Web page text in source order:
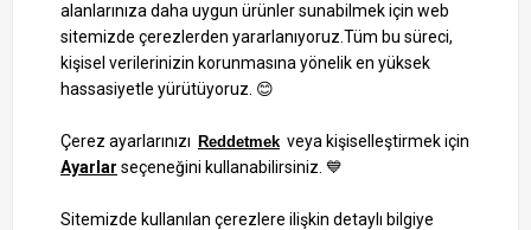
1000 TL ve Üzeri Alışverişlerinizde Kargo Bedava!
Bilgi Toplum Hizmetleri